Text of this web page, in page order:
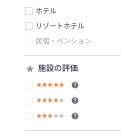
ホテル
リゾートホテル
民宿・ペンション
施設の評価